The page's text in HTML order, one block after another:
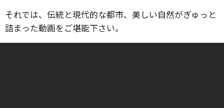
それでは、伝統と現代的な都市、美しい自然がぎゅっと
詰まった動画をご堪能下さい。